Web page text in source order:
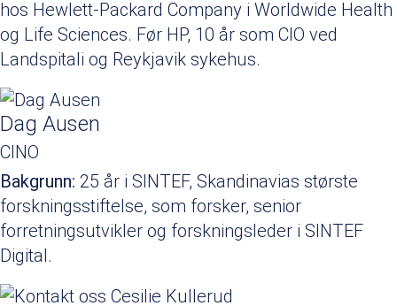
hos Hewlett-Packard Company i Worldwide Health
og Life Sciences. Før HP, 10 år som CIO ved
Landspitali og Reykjavik sykehus.
Dag Ausen
CINO
Bakgrunn: 25 år i SINTEF, Skandinavias største
forskningsstiftelse, som forsker, senior
forretningsutvikler og forskningsleder i SINTEF
Digital.